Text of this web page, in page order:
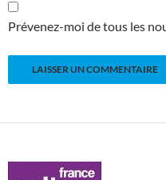
Prévenez-moi de tous les